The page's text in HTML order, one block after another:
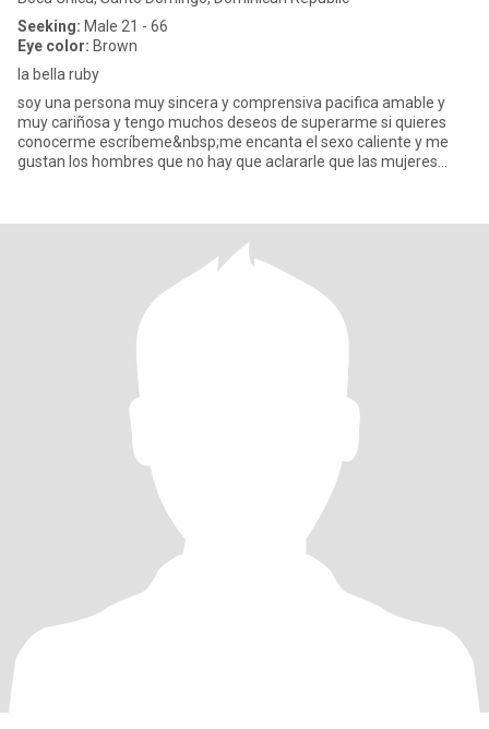
Seeking: Male 21 - 66
Eye color: Brown
la bella ruby
soy una persona muy sincera y comprensiva pacifica amable y
muy cariñosa y tengo muchos deseos de superarme si quieres
conocerme escríbeme&nbsp;me encanta el sexo caliente y me
gustan los hombres que no hay que aclararle que las mujeres